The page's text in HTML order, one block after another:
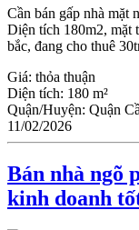
Cần bán gấp nhà mặt
Diện tích 180m2, mặt
bắc, đang cho thuê
Giá: thỏa thuận
Diện tích: 180 m²
Quận/Huyện: Quận
11/02/2026
Bán nhà ngõ
kinh doanh